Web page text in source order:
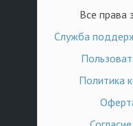
Все права
Служба
Политика